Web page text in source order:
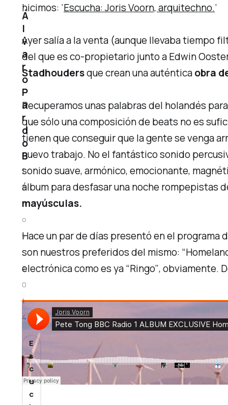
hicimos: ‘Escucha: Joris Voorn, arquitechno.‘
Ayer salía a la venta (aunque llevaba tiempo
del que es co-propietario junto a Edwin
Stadhoudersque crean una auténticaobra
Recuperamos unas palabras del holandés
que sólo una composición de beats no es
tienen que conseguir que la gente se venga
nuevo trabajo. No el fantástico sonido
sonido suave, armónico, emocionante,
álbum para desfasar una noche rompepistas
mayúsculas.
Hace un par de días presentó en el programa
son nuestros preferidos del mismo:
electrónica como es ya“Ringo”, obviamente.
Á
l
v
a
r
o
P
a
r
d
o
B
1
8
n
o
v
.
2
0
1
4
E
s
c
u
c